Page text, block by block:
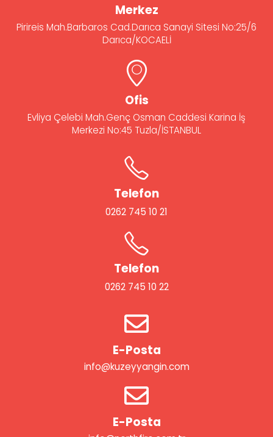
Merkez
Pirireis Mah.Barbaros Cad.Darıca Sanayi Sitesi No:25/6
Darıca/KOCAELİ
Ofis
Evliya Çelebi Mah.Genç Osman Caddesi Karina İş
Merkezi No:45 Tuzla/İSTANBUL
Telefon
0262 745 10 21
Telefon
0262 745 10 22
E-Posta
info@kuzeyyangin.com
E-Posta